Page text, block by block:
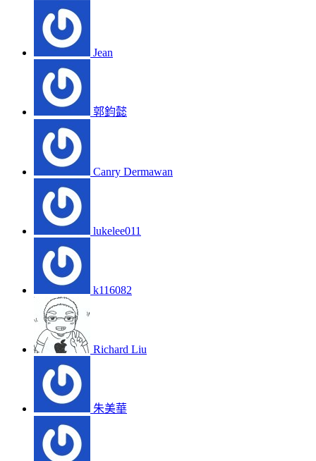
Jean
郭鈞懿
Canry Dermawan
lukelee011
k116082
Richard Liu
朱美華